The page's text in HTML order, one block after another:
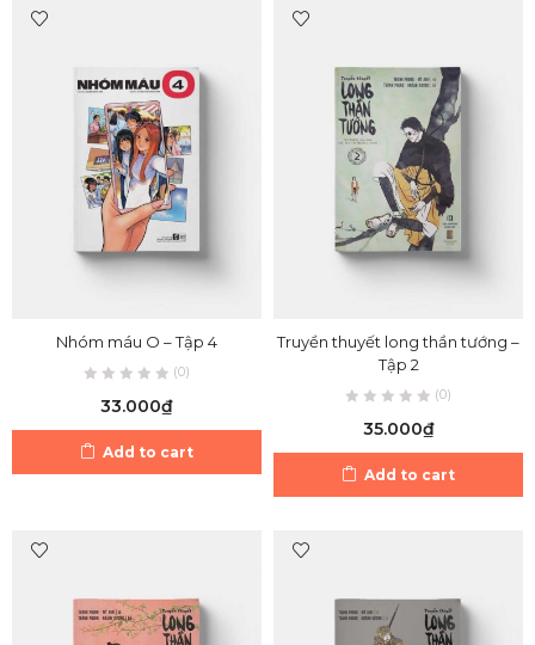
Nhóm máu O – Tập 4
(0)
33.000₫
Add to cart
Truyền thuyết long thần tướng –
Tập 2
(0)
35.000₫
Add to cart